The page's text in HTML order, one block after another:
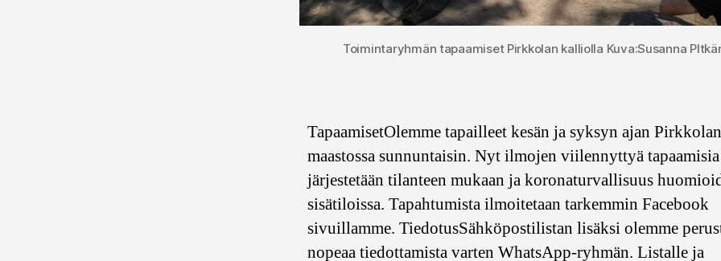
Toimintaryhmän tapaamiset Pirkkolan kalliolla Kuva:Susanna
TapaamisetOlemme tapailleet kesän ja syksyn ajan
maastossa sunnuntaisin. Nyt ilmojen viilennyttyä tapaamisia
järjestetään tilanteen mukaan ja koronaturvallisuus
sisätiloissa. Tapahtumista ilmoitetaan tarkemmin Facebook
sivuillamme. TiedotusSähköpostilistan lisäksi olemme
nopeaa tiedottamista varten WhatsApp-ryhmän. Listalle ja